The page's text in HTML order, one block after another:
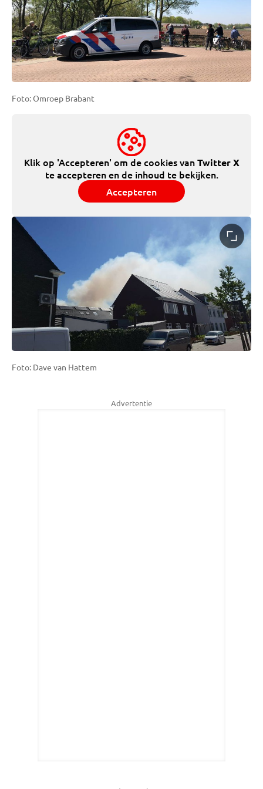
Foto: Omroep Brabant
Klik op 'Accepteren' om de cookies vanTwitter X
te accepteren en de inhoud te bekijken.
Accepteren
Foto: Dave van Hattem
Advertentie